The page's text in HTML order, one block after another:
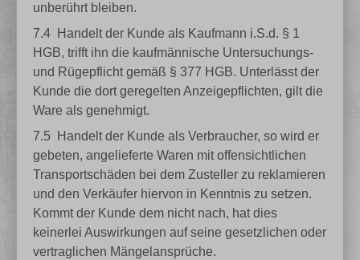
unberührt bleiben.
7.4
Handelt der Kunde als Kaufmann i.S.d. § 1
HGB, trifft ihn die kaufmännische Untersuchungs-
und Rügepflicht gemäß § 377 HGB. Unterlässt der
Kunde die dort geregelten Anzeigepflichten, gilt die
Ware als genehmigt.
7.5
Handelt der Kunde als Verbraucher, so wird er
gebeten, angelieferte Waren mit offensichtlichen
Transportschäden bei dem Zusteller zu reklamieren
und den Verkäufer hiervon in Kenntnis zu setzen.
Kommt der Kunde dem nicht nach, hat dies
keinerlei Auswirkungen auf seine gesetzlichen oder
vertraglichen Mängelansprüche.